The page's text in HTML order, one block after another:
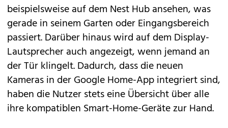
beispielsweise auf dem Nest Hub ansehen, was
gerade in seinem Garten oder Eingangsbereich
passiert. Darüber hinaus wird auf dem Display-
Lautsprecher auch angezeigt, wenn jemand an
der Tür klingelt. Dadurch, dass die neuen
Kameras in der Google Home-App integriert sind,
haben die Nutzer stets eine Übersicht über alle
ihre kompatiblen Smart-Home-Geräte zur Hand.